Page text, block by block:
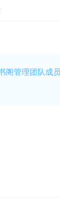
阁管理团队成